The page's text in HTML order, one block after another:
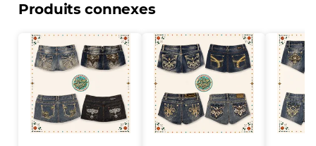
Produits connexes